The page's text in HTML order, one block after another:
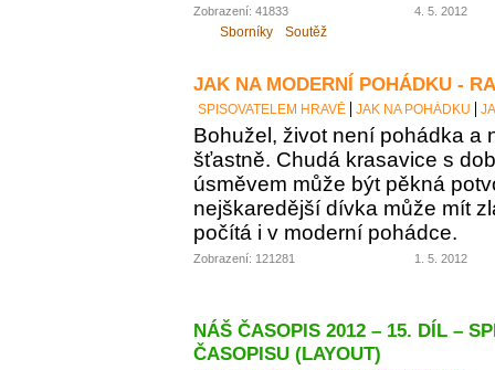
Zobrazení: 41833 4. 5. 2012
Sborníky Soutěž
JAK NA MODERNÍ POHÁDKU -
SPISOVATELEM HRAVĚ JAK NA POHÁDKU
Bohužel, život není pohádka a
šťastně. Chudá krasavice s
úsměvem může být pěkná
nejškaredější dívka může mít
počítá i v moderní pohádce.
Zobrazení: 121281 1. 5. 2012
NÁŠ ČASOPIS 2012 – 15. DÍL –
ČASOPISU (LAYOUT)